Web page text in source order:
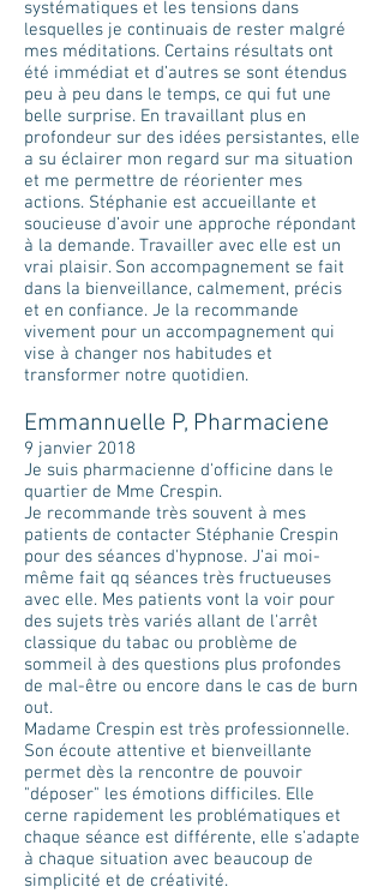
systématiques et les tensions dans
lesquelles je continuais de rester malgré
mes méditations. Certains résultats ont
été immédiat et d’autres se sont étendus
peu à peu dans le temps, ce qui fut une
belle surprise. En travaillant plus en
profondeur sur des idées persistantes, elle
a su éclairer mon regard sur ma situation
et me permettre de réorienter mes
actions. Stéphanie est accueillante et
soucieuse d’avoir une approche répondant
à la demande. Travailler avec elle est un
vrai plaisir. Son accompagnement se fait
dans la bienveillance, calmement, précis
et en confiance. Je la recommande
vivement pour un accompagnement qui
vise à changer nos habitudes et
transformer notre quotidien.
Emmannuelle P, Pharmaciene
9 janvier 2018
Je suis pharmacienne d'officine dans le
quartier de Mme Crespin.
Je recommande très souvent à mes
patients de contacter Stéphanie Crespin
pour des séances d'hypnose. J'ai moi-
même fait qq séances très fructueuses
avec elle. Mes patients vont la voir pour
des sujets très variés allant de l'arrêt
classique du tabac ou problème de
sommeil à des questions plus profondes
de mal-être ou encore dans le cas de burn
out.
Madame Crespin est très professionnelle.
Son écoute attentive et bienveillante
permet dès la rencontre de pouvoir
"déposer" les émotions difficiles. Elle
cerne rapidement les problématiques et
chaque séance est différente, elle s'adapte
à chaque situation avec beaucoup de
simplicité et de créativité.